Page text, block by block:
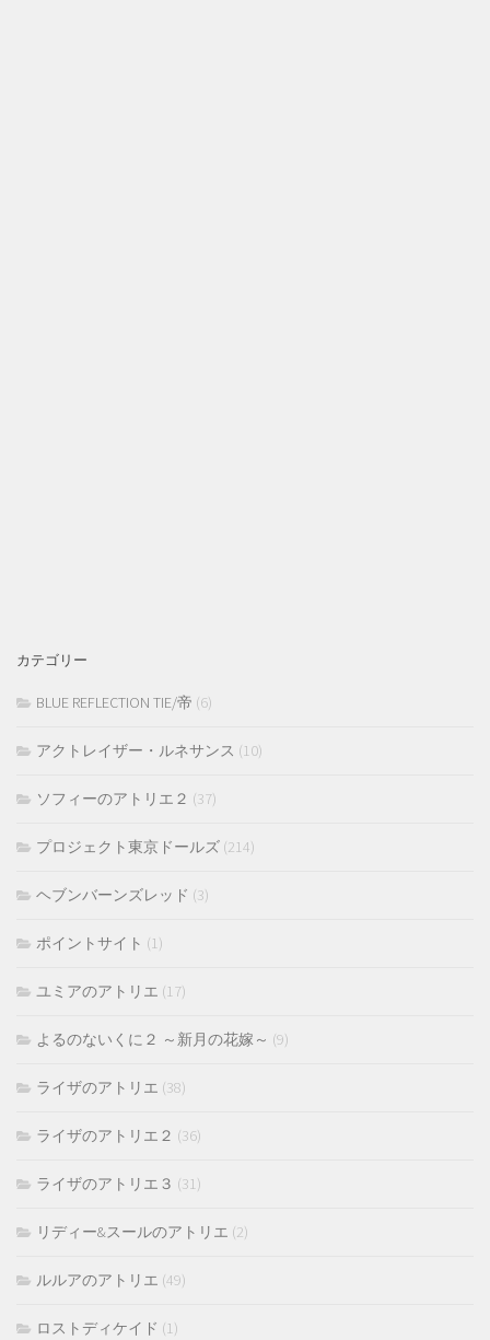
カテゴリー
BLUE REFLECTION TIE/帝 (6)
アクトレイザー・ルネサンス (10)
ソフィーのアトリエ２ (37)
プロジェクト東京ドールズ (214)
ヘブンバーンズレッド (3)
ポイントサイト (1)
ユミアのアトリエ (17)
よるのないくに２ ～新月の花嫁～ (9)
ライザのアトリエ (38)
ライザのアトリエ２ (36)
ライザのアトリエ３ (31)
リディー&スールのアトリエ (2)
ルルアのアトリエ (49)
ロストディケイド (1)